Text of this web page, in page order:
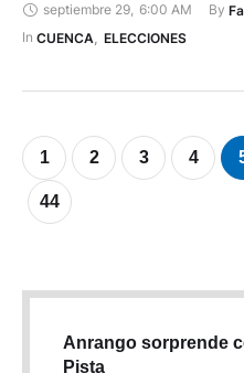
el próximo 15 de octubre se
desempleo del 3,5 %, según
septiembre 29, 6:00 AM By
In CUENCA ELECCIONES
1 2 3 4
44
Anrango sorprende
Pista